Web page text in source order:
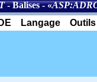
-Balises- «
IDE Langage Outils